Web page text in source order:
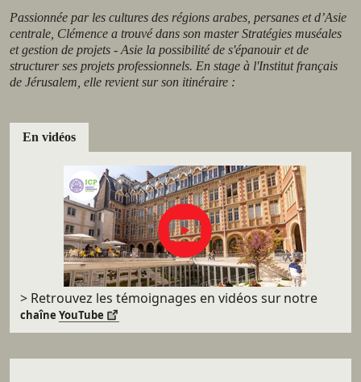
Passionnée par les cultures des régions arabes, persanes et d’Asie
centrale, Clémence a trouvé dans son master Stratégies muséales
et gestion de projets - Asie la possibilité de s'épanouir et de
structurer ses projets professionnels. En stage à l'Institut français
de Jérusalem, elle revient sur son itinéraire :
En vidéos
> Retrouvez les témoignages en vidéos surnotre
chaîne YouTube